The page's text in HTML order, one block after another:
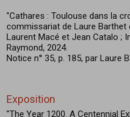
"Cathares : Toulouse dans la
commissariat de Laure
Laurent Macé et Jean Catalo ;
Raymond, 2024.
Notice n° 35, p. 185, par Laure
Exposition
"The Year 1200. A Centennial